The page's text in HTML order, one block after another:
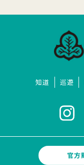
知道 巡遊
官方